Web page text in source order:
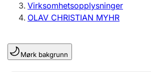
Enkeltpersonforetak
Registrere, endre, slette
Lag og forening
Virksomhetsopplysninger
OLAV CHRISTIAN MYHR
Mørk bakgrunn